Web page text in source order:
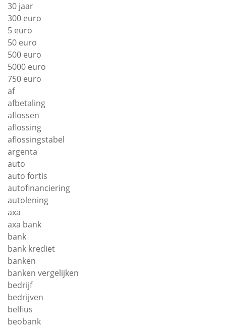
30 jaar
300 euro
5 euro
50 euro
500 euro
5000 euro
750 euro
af
afbetaling
aflossen
aflossing
aflossingstabel
argenta
auto
auto fortis
autofinanciering
autolening
axa
axa bank
bank
bank krediet
banken
banken vergelijken
bedrijf
bedrijven
belfius
beobank